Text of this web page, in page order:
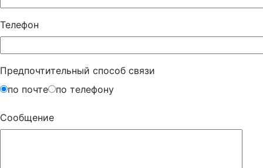
Телефон
Предпочтительный способ связи
по почте
по телефону
Сообщение